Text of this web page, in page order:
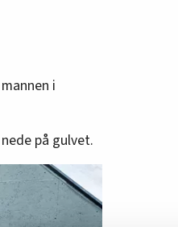
i
på gulvet.